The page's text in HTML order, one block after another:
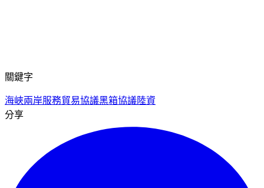
關鍵字
海峽兩岸服務貿易協議黑箱協議陸資
分享